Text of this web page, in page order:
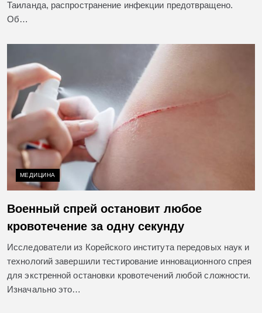
Таиланда, распространение инфекции предотвращено.
Об…
МЕДИЦИНА
Военный спрей остановит любое
кровотечение за одну секунду
Исследователи из Корейского института передовых наук и
технологий завершили тестирование инновационного спрея
для экстренной остановки кровотечений любой сложности.
Изначально это…